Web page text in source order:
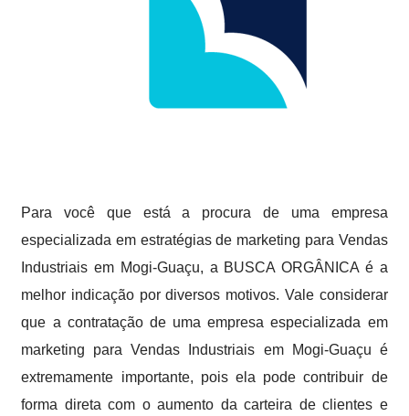
Para você que está a procura de uma empresa
especializada em estratégias de marketing para Vendas
Industriais em Mogi-Guaçu, a BUSCA ORGÂNICA é a
melhor indicação por diversos motivos. Vale considerar
que a contratação de uma empresa especializada em
marketing para Vendas Industriais em Mogi-Guaçu é
extremamente importante, pois ela pode contribuir de
forma direta com o aumento da carteira de clientes e